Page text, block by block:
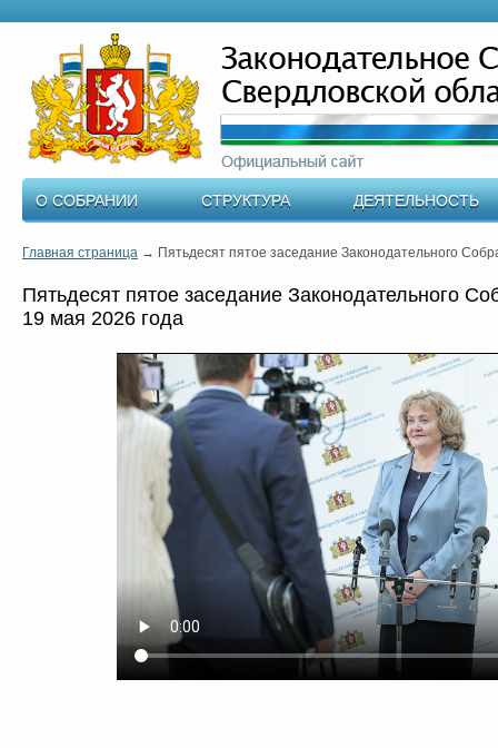
О СОБРАНИИ СТРУКТУРА ДЕЯТЕЛЬНОСТЬ
Главная страница → Пятьдесят пятое заседание Законодательного
Пятьдесят пятое заседание Законодательного
19 мая 2026 года